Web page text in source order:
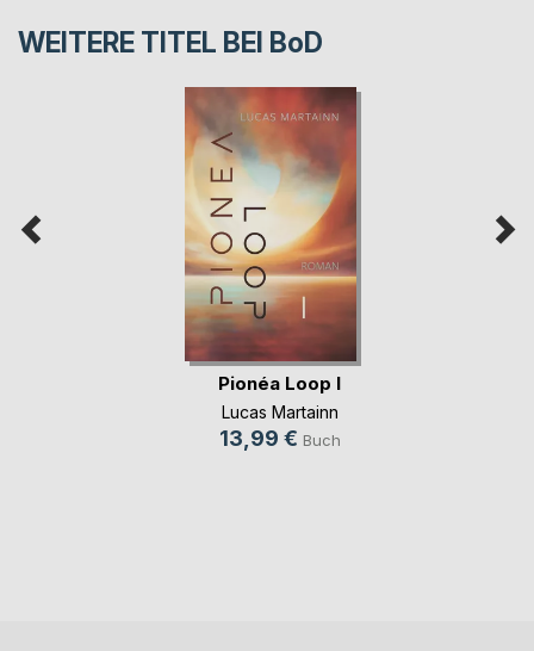
WEITERE TITEL BEI BoD
Pionéa Loop I
Lucas Martainn
13,99 € Buch